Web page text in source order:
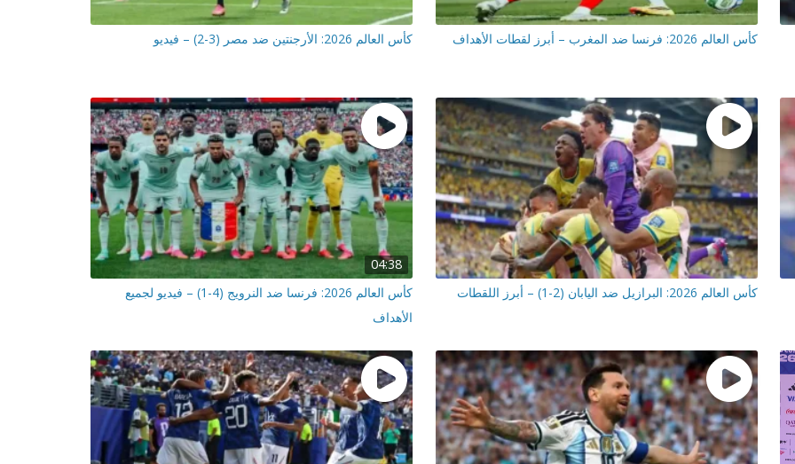
كأس العالم 2026: فرنسا ضد المغرب – أبرز لقطات الأهداف كأس العالم 2026: الأرجنتين ضد مصر (3-2) – فيديو
كأس العالم 2026: البرازيل ضد اليابان (2-1) – أبرز اللقطات
04:38
كأس العالم 2026: فرنسا ضد النرويج (4-1) – فيديو لجميع
الأهداف